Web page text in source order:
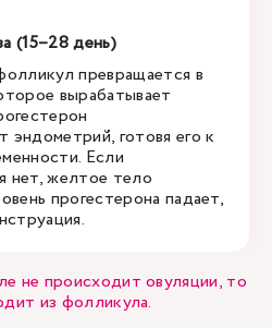
(15–28 день)
превращается в
вырабатывает
эндометрий, готовя его к
Если
нет, желтое тело
прогестерона падает,
не происходит овуляции, то
из фолликула.